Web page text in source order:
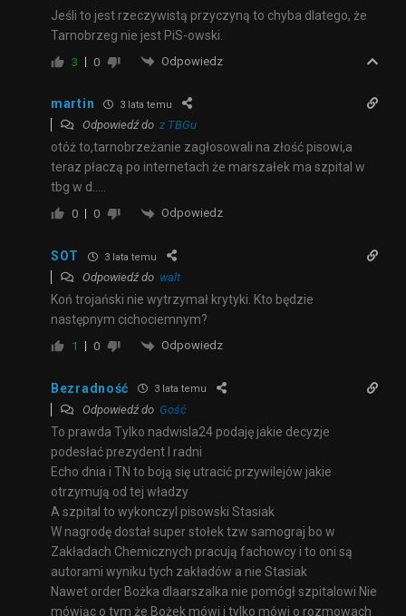
Jeśli to jest rzeczywistą przyczyną to chyba dlatego, że
Tarnobrzeg nie jest PiS-owski.
3 0 Odpowiedz
martin 3 lata temu
Odpowiedź do z TBGu
otóż to,tarnobrzeżanie zagłosowali na złość pisowi,a
teraz płaczą po internetach że marszałek ma szpital w
tbg w d…..
0 0 Odpowiedz
SOT 3 lata temu
Odpowiedź do walt
Koń trojański nie wytrzymał krytyki. Kto będzie
następnym cichociemnym?
1 0 Odpowiedz
Bezradność 3 lata temu
Odpowiedź do Gość
To prawda Tylko nadwisla24 podaję jakie decyzje
podesłać prezydent I radni
Echo dnia i TN to boją się utracić przywilejów jakie
otrzymują od tej władzy
A szpital to wykonczyl pisowski Stasiak
W nagrodę dostał super stołek tzw samograj bo w
Zakładach Chemicznych pracują fachowcy i to oni są
autorami wyniku tych zakładów a nie Stasiak
Nawet order Bożka dlaarszalka nie pomógł szpitalowi Nie
mówiąc o tym że Bożek mówi i tylko mówi o rozmowach